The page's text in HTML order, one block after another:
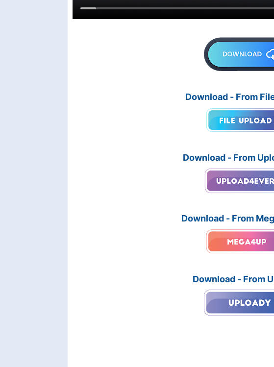
Download - From
Download - From
Download - From
Download - From